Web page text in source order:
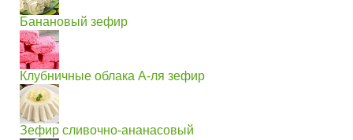
Банановый зефир
Клубничные облака А-ля зефир
Зефир сливочно-ананасовый